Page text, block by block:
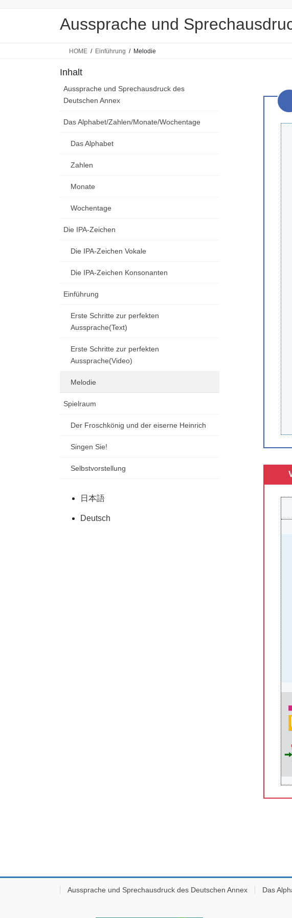
Aussprache und
HOME Einführung Melodie
Inhalt
Aussprache und Sprechausdruck des
Deutschen Annex
Das Alphabet/Zahlen/Monate/Wochentage
Das Alphabet
Zahlen
Monate
Wochentage
Die IPA-Zeichen
Die IPA-Zeichen Vokale
Die IPA-Zeichen Konsonanten
Einführung
Erste Schritte zur perfekten
Aussprache(Text)
Erste Schritte zur perfekten
Aussprache(Video)
Melodie
Spielraum
Der Froschkönig und der eiserne Heinrich
Singen Sie!
Selbstvorstellung
日本語
Deutsch
Aussprache und Sprechausdruck des Deutschen Annex Das